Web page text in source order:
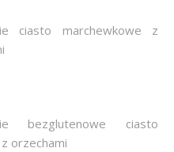
ciasto marchewkowe z
bezglutenowe ciasto
orzechami